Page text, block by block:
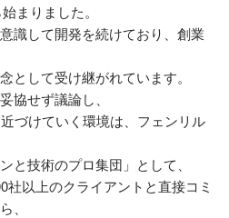
まりました。
識して開発を続けており、創業
として受け継がれています。
協せず議論し、
づけていく環境は、フェンリル
と技術のプロ集団」として、
以上のクライアントと直接コミ
、